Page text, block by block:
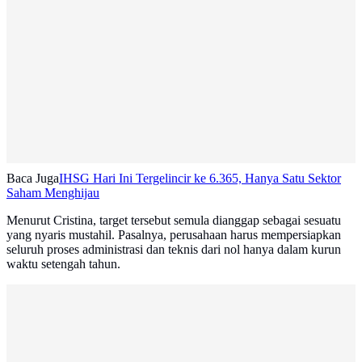
Baca JugaIHSG Hari Ini Tergelincir ke 6.365, Hanya Satu Sektor
Saham Menghijau
Menurut Cristina, target tersebut semula dianggap sebagai sesuatu
yang nyaris mustahil. Pasalnya, perusahaan harus mempersiapkan
seluruh proses administrasi dan teknis dari nol hanya dalam kurun
waktu setengah tahun.